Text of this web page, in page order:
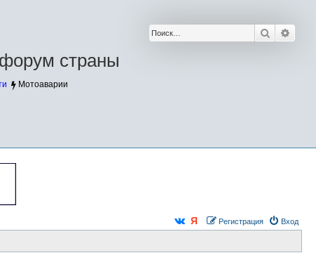
Поиск
страны
Мотоаварии
Вход
Регистрация